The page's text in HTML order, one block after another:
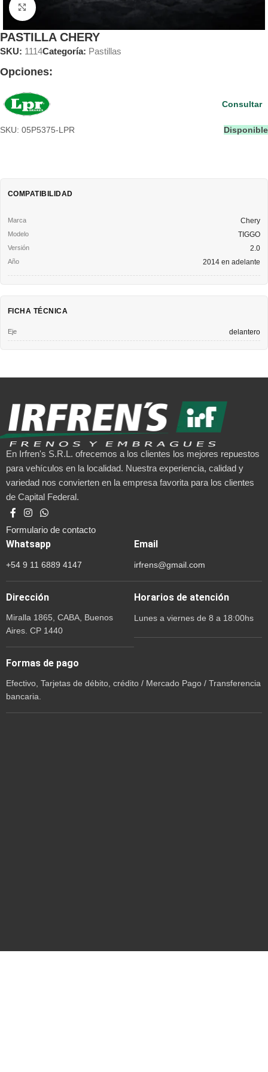
Clic para ampliar
PASTILLA CHERY
SKU: 1114Categoría: Pastillas
Opciones:
SKU: 05P5375-LPR Disponible
Consultar
COMPATIBILIDAD
Chery
TIGGO
2.0
2014 en adelante
FICHA TÉCNICA
Eje delantero
En Irfren's S.R.L. ofrecemos a los clientes los mejores repuestos
para vehículos en la localidad. Nuestra experiencia, calidad y
variedad nos convierten en la empresa favorita para los clientes
de Capital Federal.
Formulario de contacto
Whatsapp
+54 9 11 6889 4147
Email
irfrens@gmail.com
Dirección
Miralla 1865, CABA, Buenos
Aires. CP 1440
Horarios de atención
Lunes a viernes de 8 a 18:00hs
Formas de pago
Efectivo, Tarjetas de débito, crédito / Mercado Pago / Transferencia
bancaria.